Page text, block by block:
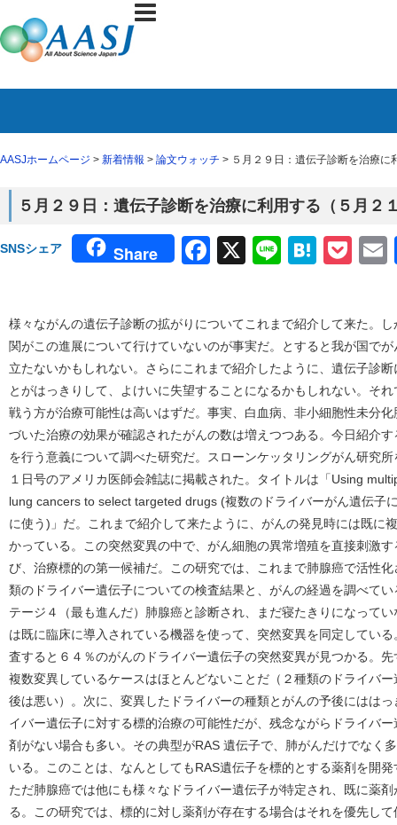
AASJホームページ > 新着情報 > 論文ウォッチ > ５月２９日：遺伝子診断を治療に
５月２９日：遺伝子診断を治療に利用する（５月２
SNSシェア Share Facebook
X Line
様々ながんの遺伝子診断の拡がりについてこれまで紹介して来た。
関がこの進展について行けていないのが事実だ。とすると我が国で
立たないかもしれない。さらにこれまで紹介したように、遺伝子診
とがはっきりして、よけいに失望することになるかもしれない。そ
戦う方が治療可能性は高いはずだ。事実、白血病、非小細胞性未分
づいた治療の効果が確認されたがんの数は増えつつある。今日紹介
を行う意義について調べた研究だ。スローンケッタリングがん研究
１日号のアメリカ医師会雑誌に掲載された。タイトルは「Using
lung cancers to select targeted drugs (複数のドライバーがん遺伝子
に使う)」だ。これまで紹介して来たように、がんの発見時には既に
かっている。この突然変異の中で、がん細胞の異常増殖を直接刺激
び、治療標的の第一候補だ。この研究では、これまで肺腺癌で活性
類のドライバー遺伝子についての検査結果と、がんの経過を調べて
テージ４（最も進んだ）肺腺癌と診断され、まだ寝たきりになって
は既に臨床に導入されている機器を使って、突然変異を同定してい
査すると６４％のがんのドライバー遺伝子の突然変異が見つかる。
複数変異しているケースはほとんどないことだ（２種類のドライバ
後は悪い）。次に、変異したドライバーの種類とがんの予後にはは
イバー遺伝子に対する標的治療の可能性だが、残念ながらドライバ
剤がない場合も多い。その典型がRAS 遺伝子で、肺がんだけでなく
いる。このことは、なんとしてもRAS遺伝子を標的とする薬剤を開
ただ肺腺癌では他にも様々なドライバー遺伝子が特定され、既に薬
る。この研究では、標的に対し薬剤が存在する場合はそれを優先し